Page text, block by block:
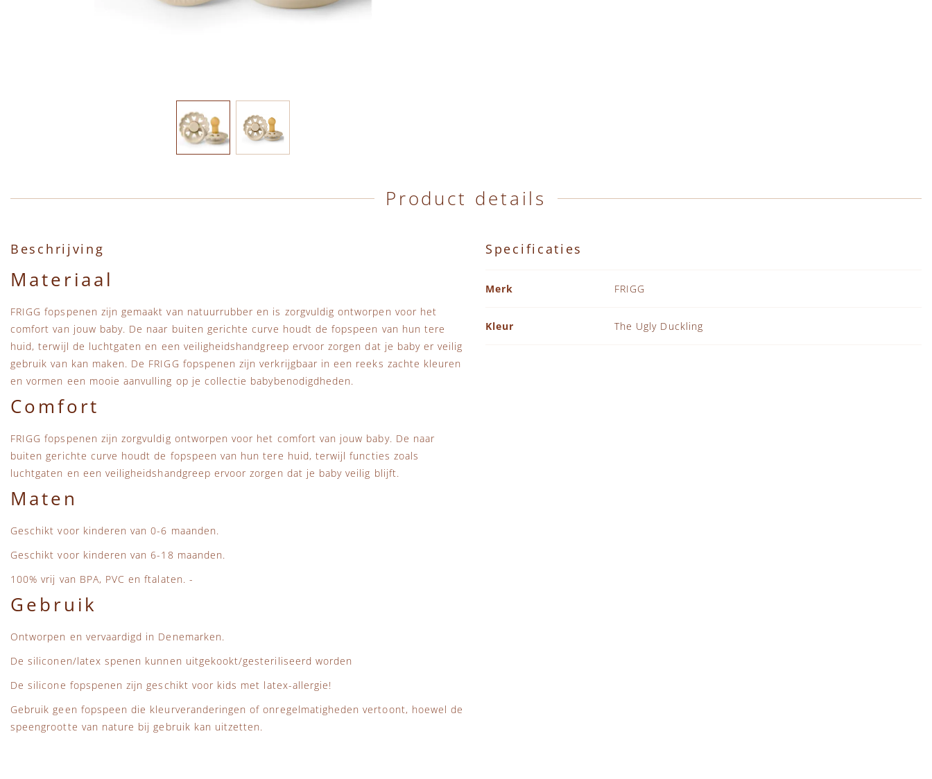
Product details
Beschrijving
Materiaal
FRIGG fopspenen zijn gemaakt van natuurrubber en is zorgvuldig ontworpen voor het
comfort van jouw baby. De naar buiten gerichte curve houdt de fopspeen van hun tere
huid, terwijl de luchtgaten en een veiligheidshandgreep ervoor zorgen dat je baby er veilig
gebruik van kan maken. De FRIGG fopspenen zijn verkrijgbaar in een reeks zachte kleuren
en vormen een mooie aanvulling op je collectie babybenodigdheden.
Comfort
FRIGG fopspenen zijn zorgvuldig ontworpen voor het comfort van jouw baby. De naar
buiten gerichte curve houdt de fopspeen van hun tere huid, terwijl functies zoals
luchtgaten en een veiligheidshandgreep ervoor zorgen dat je baby veilig blijft.
Maten
Geschikt voor kinderen van 0-6 maanden.
Geschikt voor kinderen van 6-18 maanden.
100% vrij van BPA, PVC en ftalaten. -
Gebruik
Ontworpen en vervaardigd in Denemarken.
De siliconen/latex spenen kunnen uitgekookt/gesteriliseerd worden
De silicone fopspenen zijn geschikt voor kids met latex-allergie!
Gebruik geen fopspeen die kleurveranderingen of onregelmatigheden vertoont, hoewel de
speengrootte van nature bij gebruik kan uitzetten.
Specificaties
Merk
FRIGG
Kleur The Ugly Duckling